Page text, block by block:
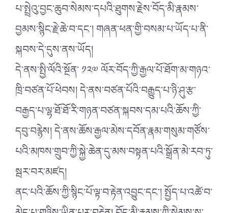
པ་སྤྲེའུ་བྱང་ཆུབ་སེམས་དཔའི་ཐུགས་རྗེས་བོད་མི་རྣམས་
བྱམས་སྙིང་རྗེ་ཆེ་བ་དང༌། གཞན་ཕན་གྱི་བསམ་པ་ཡོད་པ་ནི་
སྐབས་དེ་དུས་ནས་ཡོད།
དེ་ནས་སྤྱི་ལོའི་སྔོན་ ༡༢༧ ལོར་བོད་ཀྱི་རྒྱལ་པོ་ཐོག་མ་གཉའ་
ཁྲི་བཙན་པོ་ཕེབས། དེ་ནས་བཙན་པོའི་བརྒྱུད་པ་ཉི་ཤུ་རྩ་
བརྒྱད་པ་ལྷ་ཐོ་ཐོ་རི་གཉན་བཙན་སྐབས་དམ་པའི་ཆོས་ཀྱི་
དབུ་བརྙེས། དེ་ནས་ཆོས་རྒྱལ་མེས་དབོན་རྣམ་གསུམ་གཙོས་
པའི་མཁས་གྲུབ་ཀྱི་སྐྱེ་ཆེན་དུ་མས་བསྟན་པའི་སྒྲོན་མེ་རབ་ཏུ་
སྦར་བར་མཛད།
ནང་པའི་ཆོས་ཀྱི་སྙིང་པོ་ལྟ་བ་རྟེན་འབྱུང་དང༌། སྤྱོད་པ་འཚེ་བ་